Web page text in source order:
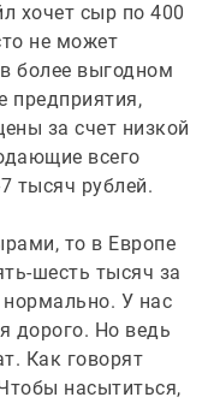
хочет сыр по 400
не может
более выгодном
предприятия,
за счет низкой
всего
тысяч рублей.
то в Европе
шесть тысяч за
У нас
дорого. Но ведь
Как говорят
насытиться,